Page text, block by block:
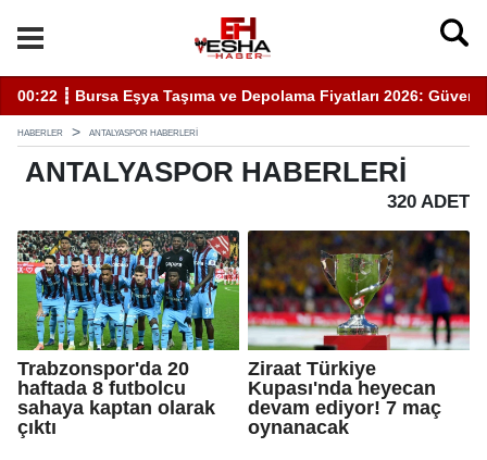
Hizmet İçin Bilinmesi Gerekenler
20:05 ┋ Semra Eyüpoğlu Zafer Partisi’nde.
HABERLER ANTALYASPOR HABERLERI
ANTALYASPOR HABERLERI
320 ADET
Trabzonspor'da 20
haftada 8 futbolcu
sahaya kaptan olarak
çıktı
Ziraat Türkiye
Kupası'nda heyecan
devam ediyor! 7 maç
oynanacak